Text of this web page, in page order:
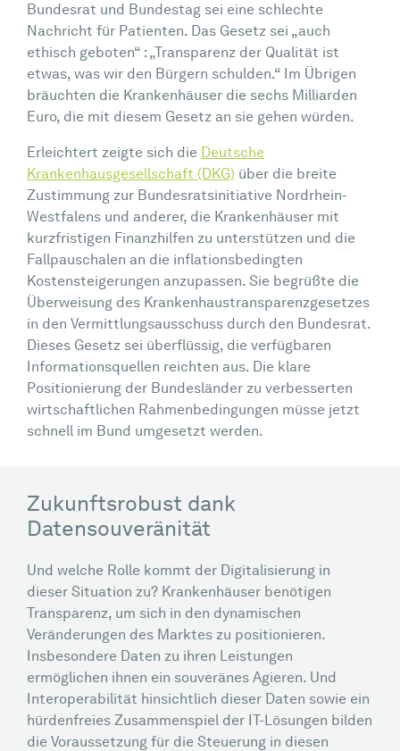
Bundesrat und Bundestag sei eine schlechte
Nachricht für Patienten. Das Gesetz sei „auch
ethisch geboten“ : „Transparenz der Qualität ist
etwas, was wir den Bürgern schulden.“ Im Übrigen
bräuchten die Krankenhäuser die sechs Milliarden
Euro, die mit diesem Gesetz an sie gehen würden.
Erleichtert zeigte sich die Deutsche
Krankenhausgesellschaft (DKG) über die breite
Zustimmung zur Bundesratsinitiative Nordrhein-
Westfalens und anderer, die Krankenhäuser mit
kurzfristigen Finanzhilfen zu unterstützen und die
Fallpauschalen an die inflationsbedingten
Kostensteigerungen anzupassen. Sie begrüßte die
Überweisung des Krankenhaustransparenzgesetzes
in den Vermittlungsausschuss durch den Bundesrat.
Dieses Gesetz sei überflüssig, die verfügbaren
Informationsquellen reichten aus. Die klare
Positionierung der Bundesländer zu verbesserten
wirtschaftlichen Rahmenbedingungen müsse jetzt
schnell im Bund umgesetzt werden.
Zukunftsrobust dank
Datensouveränität
Und welche Rolle kommt der Digitalisierung in
dieser Situation zu? Krankenhäuser benötigen
Transparenz, um sich in den dynamischen
Veränderungen des Marktes zu positionieren.
Insbesondere Daten zu ihren Leistungen
ermöglichen ihnen ein souveränes Agieren. Und
Interoperabilität hinsichtlich dieser Daten sowie ein
hürdenfreies Zusammenspiel der IT-Lösungen bilden
die Voraussetzung für die Steuerung in diesen